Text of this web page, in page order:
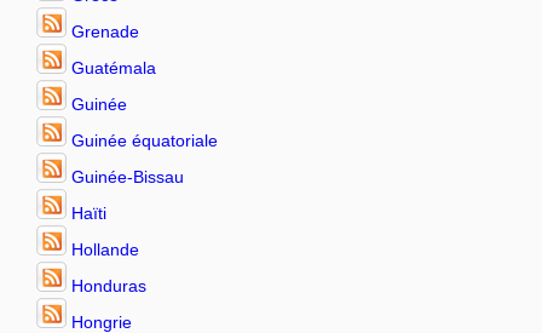
Grenade
Guatémala
Guinée
Guinée équatoriale
Guinée-Bissau
Haïti
Hollande
Honduras
Hongrie